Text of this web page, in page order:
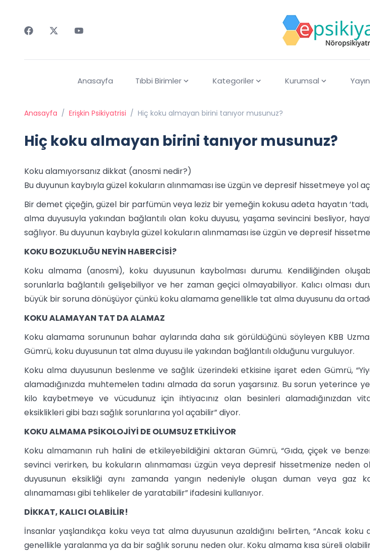
Anasayfa Tıbbi Birimler Kategoriler Kurumsal
Anasayfa / Erişkin Psikiyatrisi / Hiç koku almayan birini tanıyor musunuz?
Hiç koku almayan birini tanıyor musunuz?
Koku alamıyorsanız dikkat (anosmi nedir?)
Bu duyunun kaybıyla güzel kokuların alınmaması ise üzgün ve depresif hissetmeye yol
Bir demet çiçeğin, güzel bir parfümün veya leziz bir yemeğin kokusu adeta hayatın ‘tadı,
alma duyusuyla yakından bağlantılı olan koku duyusu, yaşama sevincini besliyor,
sağlıyor. Bu duyunun kaybıyla güzel kokuların alınmaması ise üzgün ve depresif
KOKU BOZUKLUĞU NEYİN HABERCİSİ?
Koku almama (anosmi), koku duyusunun kaybolması durumu. Kendiliğinden
sorunlarla bağlantılı gelişebiliyor ve her zaman geçici olmayabiliyor. Kalıcı olması
büyük bir soruna dönüşüyor çünkü koku alamama genellikle tat alma duyusunu da
KOKU ALAMAYAN TAT DA ALAMAZ
Koku alamama sorununun bahar aylarında daha sık görüldüğünü söyleyen KBB
Gümrü, koku duyusunun tat alma duyusu ile yakından bağlantılı olduğunu vurguluyor.
Koku alma duyusunun beslenme ve sağlık üzerindeki etkisine işaret eden Gümrü,
alamadığınızda muhtemelen tadını almada da sorun yaşarsınız. Bu sorun yeterince
kilo kaybetmeye ve vücudunuz için ihtiyacınız olan besinleri alamadığınızdan
eksiklikleri gibi bazı sağlık sorunlarına yol açabilir” diyor.
KOKU ALMAMA PSİKOLOJİYİ DE OLUMSUZ ETKİLİYOR
Koku almamanın ruh halini de etkileyebildiğini aktaran Gümrü, “Gıda, çiçek ve
sevinci verirken, bu kokuların alınmaması üzgün veya depresif hissetmenize neden
duyusunun eksikliği aynı zamanda yangın nedeniyle oluşan duman veya gaz
alınamaması gibi tehlikeler de yaratabilir” ifadesini kullanıyor.
DİKKAT, KALICI OLABİLİR!
İnsanlar yaşlandıkça koku veya tat alma duyusunun azaldığını belirten, “Ancak koku
genellikle yaralanma ya da bir sağlık sorunu neden olur. Koku almama kısa süreli